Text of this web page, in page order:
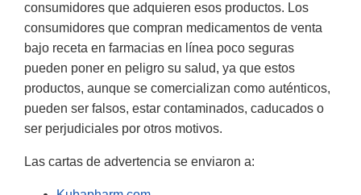
consumidores que adquieren esos productos. Los
consumidores que compran medicamentos de venta
bajo receta en farmacias en línea poco seguras
pueden poner en peligro su salud, ya que estos
productos, aunque se comercializan como auténticos,
pueden ser falsos, estar contaminados, caducados o
ser perjudiciales por otros motivos.
Las cartas de advertencia se enviaron a: